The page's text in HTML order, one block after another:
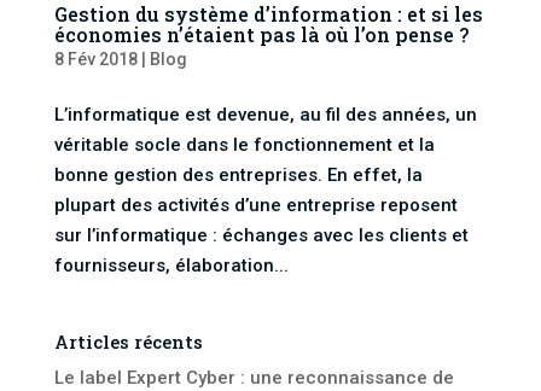
Gestion du système d’information : et si les
économies n’étaient pas là où l’on pense ?
8 Fév 2018| Blog
L’informatique est devenue, au fil des années, un
véritable socle dans le fonctionnement et la
bonne gestion des entreprises. En effet, la
plupart des activités d’une entreprise reposent
sur l’informatique : échanges avec les clients et
fournisseurs, élaboration...
Articles récents
Le label Expert Cyber : une reconnaissance de